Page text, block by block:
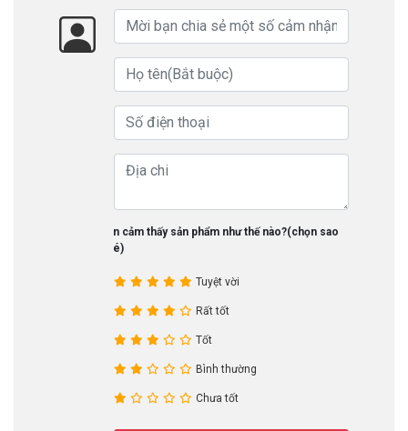
Bạn cảm thấy sản phẩm như thế nào?(chọn sao
nhé)
Tuyệt vời
Rất tốt
Tốt
Bình thường
Chưa tốt